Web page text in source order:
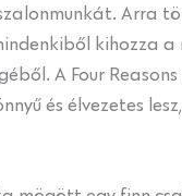
Arra
kihozza
A Four
és élvezetes